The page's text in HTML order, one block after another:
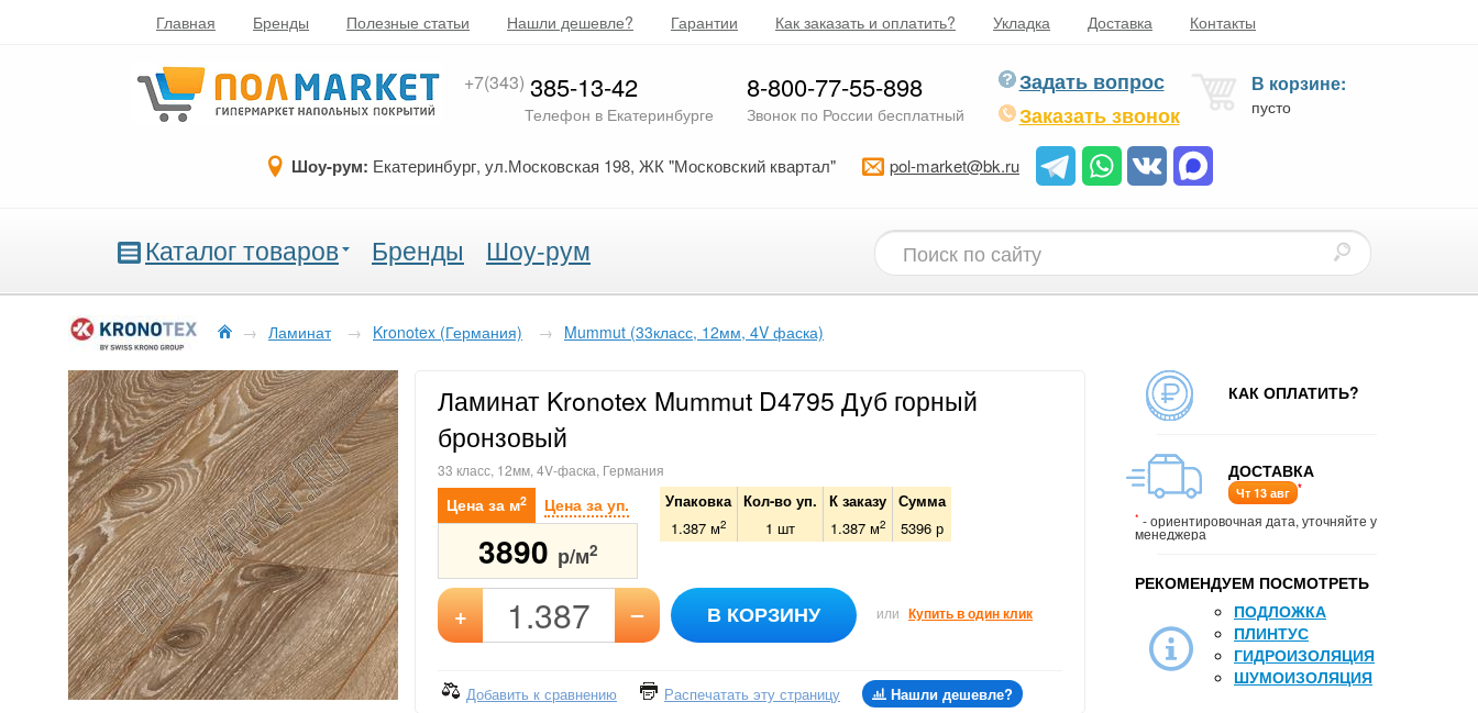
Главная Бренды Полезные статьи Нашли дешевле? Гарантии Как заказать и оплатить? Укладка Доставка Контакты
+7(343) 385-13-42
Телефон в Екатеринбурге
8-800-77-55-898
Звонок по России бесплатный
Задать вопрос
Заказать звонок
В корзине:
пусто
Шоу-рум: Екатеринбург, ул.Московская 198, ЖК "Московский квартал" pol-market@bk.ru
Каталог товаров Бренды Шоу-рум
→ Ламинат → Kronotex (Германия) → Mummut (33класс, 12мм, 4V фаска)
Ламинат Kronotex Mummut D4795 Дуб горный
бронзовый
33 класс, 12мм, 4V-фаска, Германия
Цена за м2 Цена за уп.
3890 р/м2
Упаковка Кол-во уп. К заказу Сумма
1.387 м2 1 шт 1.387 м2 5396 р
+ – В КОРЗИНУ или Купить в один клик
Добавить к сравнению Распечатать эту страницу Нашли дешевле?
КАК ОПЛАТИТЬ?
ДОСТАВКА
Чт 13 авг *
* - ориентировочная дата, уточняйте у
менеджера
РЕКОМЕНДУЕМ ПОСМОТРЕТЬ
ПОДЛОЖКА
ПЛИНТУС
ГИДРОИЗОЛЯЦИЯ
ШУМОИЗОЛЯЦИЯ